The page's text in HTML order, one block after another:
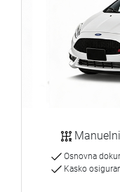
Manuelni
Osnovna
Kasko